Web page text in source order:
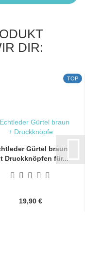
DIR:
TOP
Gürtel braun
Druckknöpfen für...
19,90 €